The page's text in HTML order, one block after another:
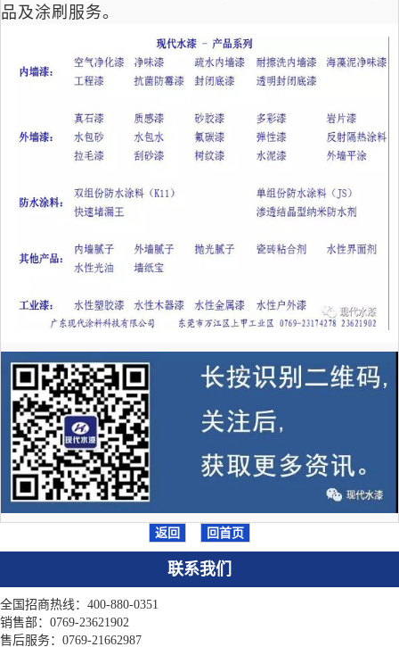
品及涂刷服务。
返回 回首页
联系我们
全国招商热线：400-880-0351
销售部：0769-23621902
售后服务：0769-21662987